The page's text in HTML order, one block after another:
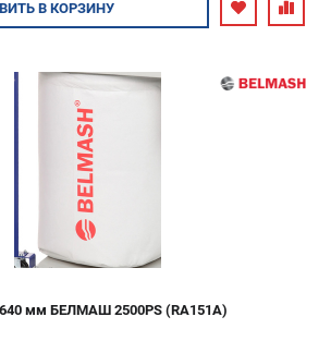
В КОРЗИНУ
мм БЕЛМАШ 2500PS (RA151A)